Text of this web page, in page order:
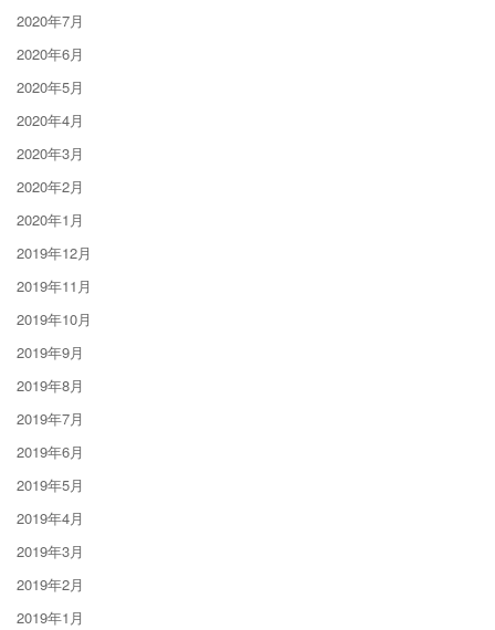
2020年7月
2020年6月
2020年5月
2020年4月
2020年3月
2020年2月
2020年1月
2019年12月
2019年11月
2019年10月
2019年9月
2019年8月
2019年7月
2019年6月
2019年5月
2019年4月
2019年3月
2019年2月
2019年1月